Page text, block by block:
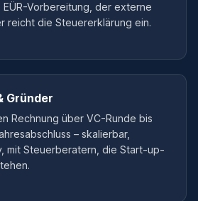
Vorbereitung, der externe
reicht die Steuererklärung ein.
Gründer
Rechnung über VC-Runde bis
– skalierbar,
mit Steuerberatern, die Start-up-